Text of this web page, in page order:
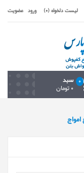
لیست دلخواه (0) ورود عضویت
سبد 0
0 تومان